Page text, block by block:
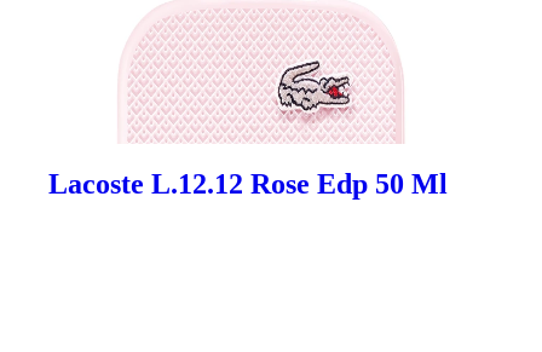
Lacoste L.12.12 Rose Edp 50 Ml